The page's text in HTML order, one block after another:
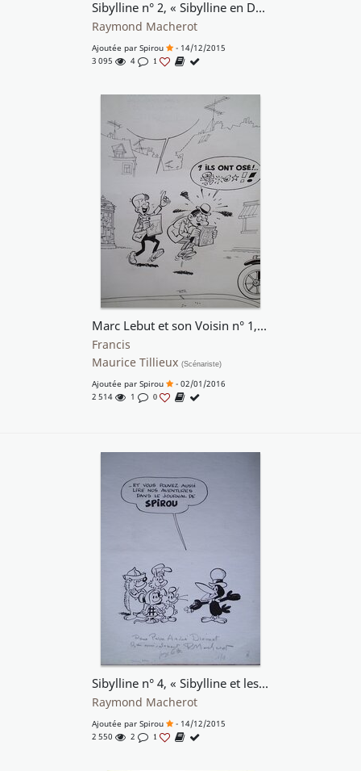
Sibylline n° 2, « Sibylline en Danger », publicité de fin d'album, 1968.
Raymond Macherot
Ajoutée par Spirou
- 14/12/2015
3 095
4 1
Marc Lebut et son Voisin n° 1, « Allegro Ford T », 1968.
Francis
Maurice Tillieux (Scénariste)
Ajoutée par Spirou
- 02/01/2016
2 514
1 0
Sibylline n° 4, « Sibylline et les Abeilles », publicité de fin d'album, 1971.
Raymond Macherot
Ajoutée par Spirou
- 14/12/2015
2 550
2 1